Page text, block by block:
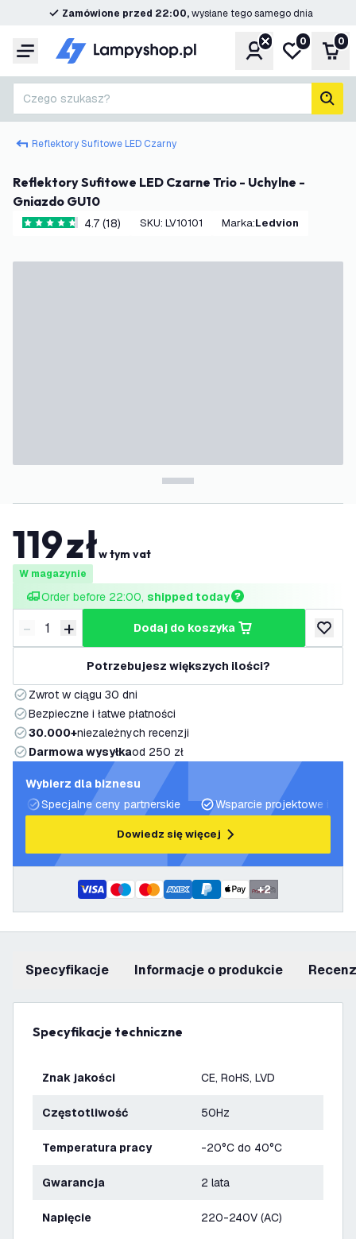
Zamówione przed 22:00,wysłane tego samego dnia
Menu KontoMoja lista
0 0
Czego szukasz?
Reflektory Sufitowe LED Czarny
Reflektory Sufitowe LED Czarne Trio - Uchylne -
Gniazdo GU10
4.7 Gwiazdki oceny
4.7 (18) SKU: LV10101 Marka: Ledvion
119złw tym vat
W magazynie
Order before 22:00, shipped today
Zmniejsz ilość
- Zwiększ ilość
+ dodaj do koszyka
dodaj
Potrzebujesz większych ilości?
Zwrot w ciągu 30 dni
Bezpieczne i łatwe płatności
30.000+niezależnych recenzji
Darmowa wysyłkaod 250 zł
Wybierz dla biznesu
Specjalne ceny partnerskie
Wsparcie projektowe i
Dowiedz się więcej
+2
Specyfikacje informacje o produkcie
Specyfikacje techniczne
Znak jakości CE, RoHS, LVD
Częstotliwość 50Hz
Temperatura pracy -20°C do 40°C
Gwarancja 2 lata
Napięcie 220-240V (AC)